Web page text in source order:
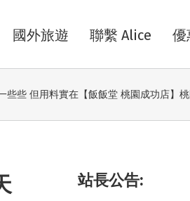
國外旅遊 聯繫 Alice 優
些 但用料實在【飯飯堂 桃園成功店】
站長公告: